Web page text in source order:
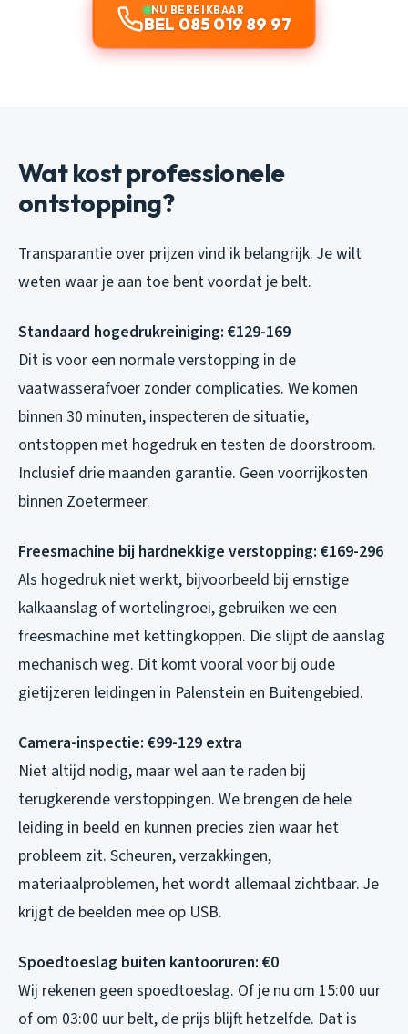
NU BEREIKBAAR
BEL 085 019 89 97
Wat kost professionele
ontstopping?
Transparantie over prijzen vind ik belangrijk. Je wilt
weten waar je aan toe bent voordat je belt.
Standaard hogedrukreiniging: €129-169
Dit is voor een normale verstopping in de
vaatwasserafvoer zonder complicaties. We komen
binnen 30 minuten, inspecteren de situatie,
ontstoppen met hogedruk en testen de doorstroom.
Inclusief drie maanden garantie. Geen voorrijkosten
binnen Zoetermeer.
Freesmachine bij hardnekkige verstopping: €169-296
Als hogedruk niet werkt, bijvoorbeeld bij ernstige
kalkaanslag of wortelingroei, gebruiken we een
freesmachine met kettingkoppen. Die slijpt de aanslag
mechanisch weg. Dit komt vooral voor bij oude
gietijzeren leidingen in Palenstein en Buitengebied.
Camera-inspectie: €99-129 extra
Niet altijd nodig, maar wel aan te raden bij
terugkerende verstoppingen. We brengen de hele
leiding in beeld en kunnen precies zien waar het
probleem zit. Scheuren, verzakkingen,
materiaalproblemen, het wordt allemaal zichtbaar. Je
krijgt de beelden mee op USB.
Spoedtoeslag buiten kantooruren: €0
Wij rekenen geen spoedtoeslag. Of je nu om 15:00 uur
of om 03:00 uur belt, de prijs blijft hetzelfde. Dat is